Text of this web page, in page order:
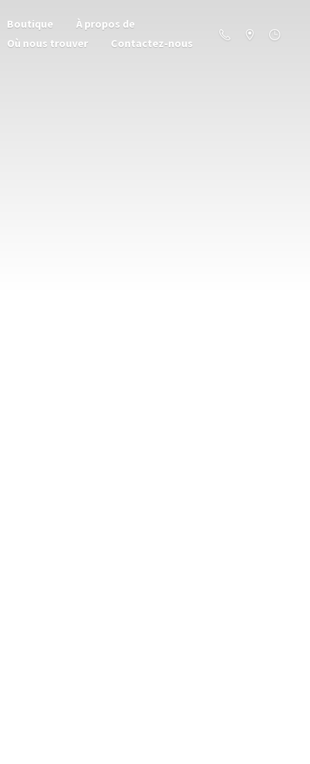
Boutique
À propos de
Où nous trouver
Contactez-nous